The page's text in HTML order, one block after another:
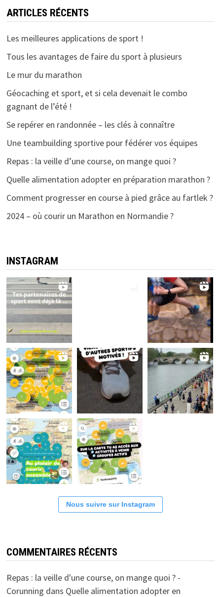
ARTICLES RÉCENTS
Les meilleures applications de sport !
Tous les avantages de faire du sport à plusieurs
Le mur du marathon
Géocaching et sport, et si cela devenait le combo
gagnant de l’été !
Se repérer en randonnée – les clés à connaître
Une teambuilding sportive pour fédérer vos équipes
Repas : la veille d’une course, on mange quoi ?
Quelle alimentation adopter en préparation marathon ?
Comment progresser en course à pied grâce au fartlek ?
2024 – où courir un Marathon en Normandie ?
INSTAGRAM
Nous suivre sur Instagram
COMMENTAIRES RÉCENTS
Repas : la veille d'une course, on mange quoi ? -
Corunning dans Quelle alimentation adopter en